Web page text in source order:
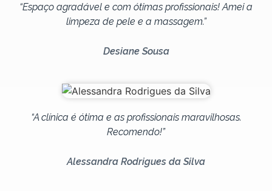
“Espaço agradável e com ótimas profissionais! Amei a
limpeza de pele e a massagem.”
Desiane Sousa
“A clínica é ótima e as profissionais maravilhosas.
Recomendo!”
Alessandra Rodrigues da Silva